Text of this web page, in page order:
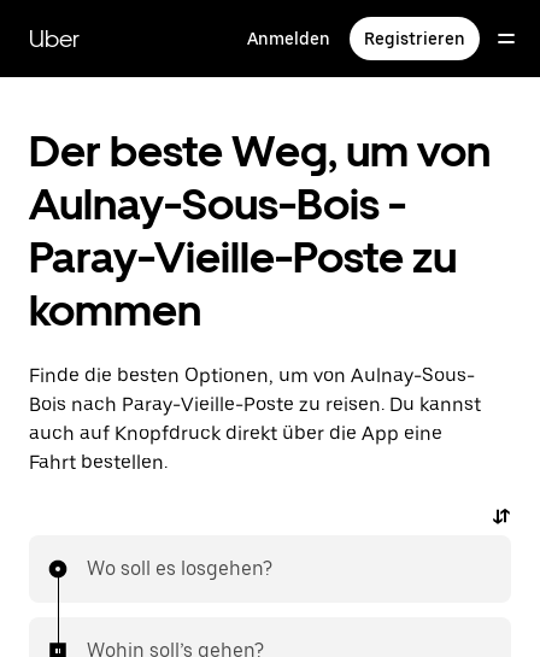
zum
Hauptinhalt
Uber Anmelden Registrieren
Der beste Weg, um von
Aulnay-Sous-Bois -
Paray-Vieille-Poste zu
kommen
Finde die besten Optionen, um von Aulnay-Sous-
Bois nach Paray-Vieille-Poste zu reisen. Du kannst
auch auf Knopfdruck direkt über die App eine
Fahrt bestellen.
Wo soll es losgehen?
Wohin soll’s gehen?